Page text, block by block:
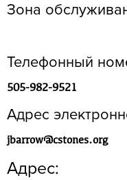
Зона
Телефонный
505-982-9521
Адрес
jbarrow@cstones.org
Адрес: